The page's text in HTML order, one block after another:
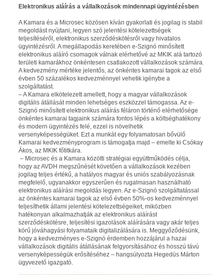
Elektronikus aláírás a vállalkozások mindennapi ügyintézésben
A Kamara és a Microsec közösen kíván gyakorlati és jogilag is stabil
megoldást nyújtani, legyen szó jelentési kötelezettségek
teljesítéséről, elektronikus szerződéskötésről vagy hivatalos
ügyintézésről. A megállapodás keretében e-Szignó minősített
elektronikus aláíró csomagok válnak elérhetővé az MKIK alá tartozó
területi kamarákhoz önkéntesen csatlakozott vállalkozások számára.
A kedvezmény mértéke jelentős, az önkéntes kamarai tagok az első
évben 50 százalékos kedvezménnyel vehetik igénybe a
szolgáltatást.
– A Kamara elkötelezett amellett, hogy a magyar vállalkozások
digitális átállását minden lehetséges eszközzel támogassa. Az e-
Szignó minősített elektronikus aláírás féláron történő elérhetősége
önkéntes kamarai tagjaink számára fontos lépés a költséghatékony
és modern ügyintézés felé, ezzel is növelhetik
versenyképességüket. Ezt a munkát egy folyamatosan bővülő
Kamarai kedvezményprogram is támogatja majd – emelte ki Csókay
Ákos, az MKIK főtitkára.
– Microsec és a Kamara közötti stratégiai együttműködés célja,
hogy az AVDH megszűnését követően a vállalkozások kezében
jogilag teljes értékű, a hatályos magyar és uniós szabályozásnak
megfelelő, ugyanakkor egyszerűen és rugalmasan használható
elektronikus aláírási megoldás legyen. Az e-Szignó szolgáltatással
az önkéntes kamarai tagok az első évben 50%-os kedvezménnyel
teljesíthetik állami jelentési kötelezettségeiket, miközben
hatékonyan alkalmazhatják az elektronikus aláírást
szerződéskötésre, teljesítési igazolások aláírására vagy akár teljes
körű jóváhagyási folyamataik digitalizálására is. Meggyőződésünk,
hogy a kedvezményes e-Szignó érdemben hozzájárul a hazai
vállalkozások digitális átállásának felgyorsításához és hosszú távú
versenyképességük erősítéséhez – hangsúlyozta Hegedüs Márton
ügyvezető igazgató.